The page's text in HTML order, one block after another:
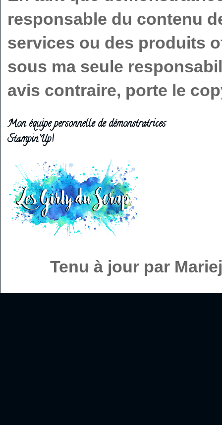
responsable du contenu
services ou des produits
sous ma seule
avis contraire, porte le
Mon équipe personnelle de démonstratrices
Stampin'Up!
Tenu à jour par